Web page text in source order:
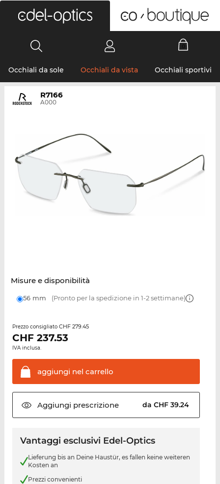
Occhiali da sole Occhiali da vista Occhiali sportivi
R7166
A000
Misure e disponibilità
56 mm (Pronto per la spedizione in 1-2 settimane)
Prezzo consigliato CHF 279.45
CHF 237.53
IVA inclusa.
aggiungi nel carrello
Aggiungi prescrizione da CHF 39.24
Vantaggi esclusivi Edel-Optics
Lieferung bis an Deine Haustür, es fallen keine weiteren
Kosten an
Prezzi convenienti